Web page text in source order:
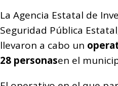
La Agencia Estatal de
Seguridad Pública
llevaron a cabo un
28 personasen el